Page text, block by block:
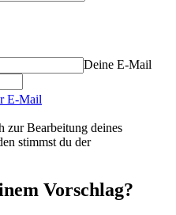
Deine E-Mail
E-Mail
zur Bearbeitung deines
stimmst du der
Vorschlag?